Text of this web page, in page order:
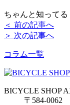
ちゃんと知って
＜ 前の記事へ
＞ 次の記事へ
コラム一覧
BICYCLE SHOP
〒584-0062